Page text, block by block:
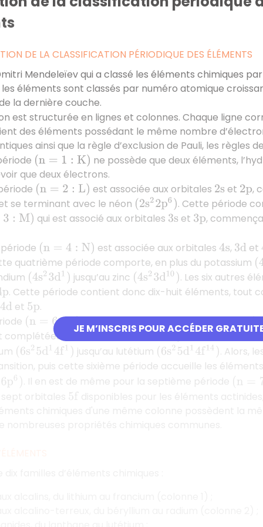
JE M’INSCRIS POUR ACCÉDER
DE LA CLASSIFICATION PÉRIODIQUE DES ÉLÉMENTS
Mendeleïev qui a classé les éléments chimiques
éléments sont classés par numéro atomique
la dernière couche.
est structurée en lignes et colonnes. Chaque ligne
des éléments possédant le même nombre
ainsi que la règle d’exclusion de Pauli, les règles
(n=1:K ) ne possède que deux éléments,
que deux électrons.
(n=2: L) est associée aux orbitales 2s et 2p,
se terminant avec le néon (2s22p6). Cette période
M) qui est associé aux orbitales 3s et 3p,
(n=4 N) est associée aux orbitales 4s, 3d et
quatrième période comporte, en plus du potassium (
(4s23d1) jusqu’au zinc (4s23d10) . Les six autres
p. Cette période contient donc dix-huit éléments, tout
4d et 5p.
(n= P) est associée aux orbitales 6s 5d , 4f
complétées de leurs électrons, les sept orbitales
(6s2 5d14f1) jusqu’au lutétium (6s2 5d14f14 ) . Alors,
puis cette sixième période accueille les
p6) . Il en est de même pour la septième période ( n =7